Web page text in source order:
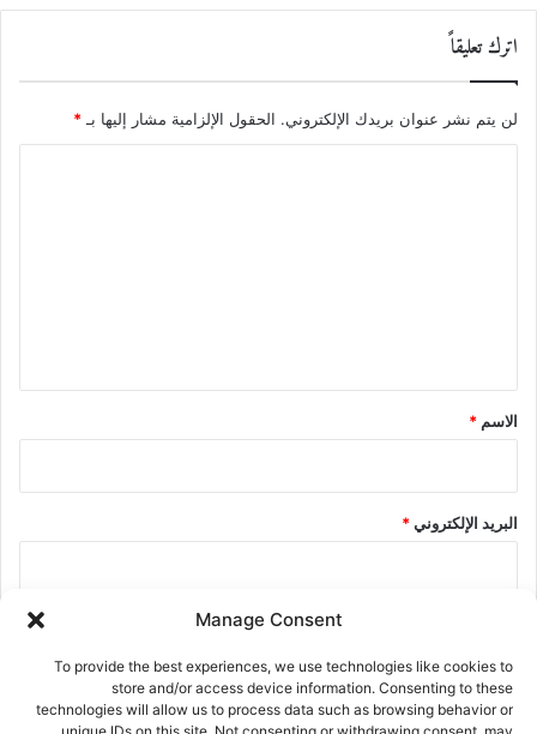
Manage Consent
To provide the best experiences, we use technologies like cookies to
store and/or access device information. Consenting to these
technologies will allow us to process data such as browsing behavior or
اترك تعليقاً
لن يتم نشر عنوان بريدك الإلكتروني. الحقول الإلزامية مشار إليها بـ *
*
الاسم *
البريد الإلكتروني*
احفظ اسمي، بريدي الإلكتروني، والموقع الإلكتروني في هذا المتصفح